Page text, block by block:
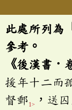
此處所列為
參考。
《後漢書．
援年十二而
督郵 1> ，送